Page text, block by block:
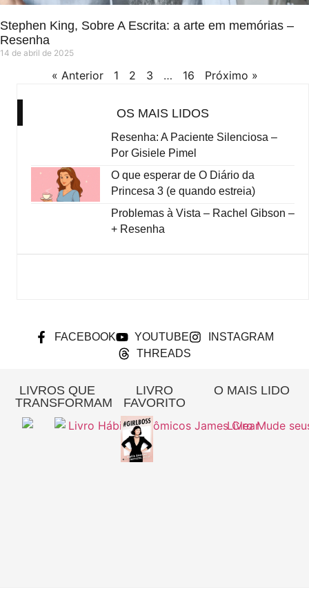
Stephen King, Sobre A Escrita: a arte em memórias –
Resenha
14 de abril de 2025
« Anterior 1 2 3 … 16 Próximo »
OS MAIS LIDOS
Resenha: A Paciente Silenciosa –
Por Gisiele Pimel
O que esperar de O Diário da
Princesa 3 (e quando estreia)
Problemas à Vista – Rachel Gibson –
+ Resenha
FACEBOOK YOUTUBE
INSTAGRAM
THREADS
LIVROS QUE
TRANSFORMAM
LIVRO
FAVORITO
O MAIS LIDO
A